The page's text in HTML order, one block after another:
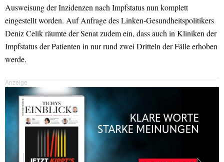
Ausweisung der Inzidenzen nach Impfstatus nun komplett
eingestellt worden. Auf Anfrage des Linken-Gesundheitspolitikers
Deniz Celik räumte der Senat zudem ein, dass auch in Kliniken der
Impfstatus der Patienten in nur rund zwei Dritteln der Fälle erhoben
werde.
Anzeige